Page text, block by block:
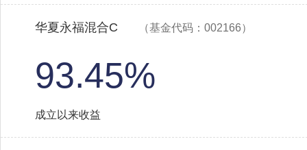
华夏永福混合C （基金代码：002166）
93.45%
成立以来收益